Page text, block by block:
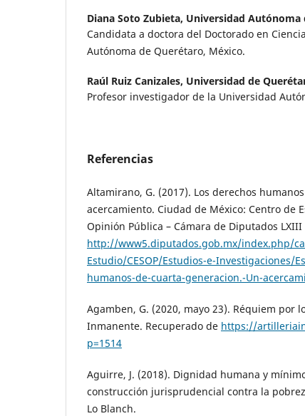
Diana Soto Zubieta, Universidad Autónoma
Candidata a doctora del Doctorado en
Autónoma de Querétaro, México.
Raúl Ruiz Canizales, Universidad de
Profesor investigador de la Universidad
Referencias
Altamirano, G. (2017). Los derechos
acercamiento. Ciudad de México: Centro de
Opinión Pública – Cámara de Diputados
http://www5.diputados.gob.mx/index.php/
Estudio/CESOP/Estudios-e-Investigaciones/
humanos-de-cuarta-generacion.-Un-
Agamben, G. (2020, mayo 23). Réquiem por
Inmanente. Recuperado de https://
p=1514
Aguirre, J. (2018). Dignidad humana y
construcción jurisprudencial contra la
Lo Blanch.